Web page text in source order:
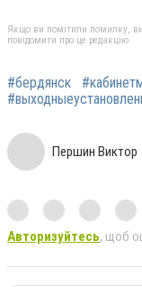
Якщо ви помітили помилку,
повідомити про це редакцію
#бердянск
Першин Виктор
Авторизуйтесь, щоб